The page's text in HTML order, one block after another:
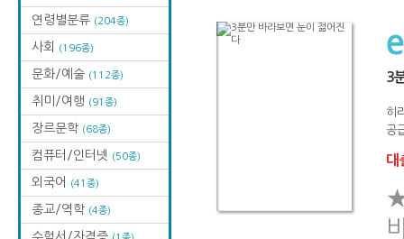
연령별분류 (204종)
사회 (196종)
문화/예술 (112종)
취미/여행 (91종)
장르문학 (68종)
컴퓨터/인터넷 (50종)
외국어 (41종)
종교/역학 (4종)
수험서/자격증
3
히
공
대